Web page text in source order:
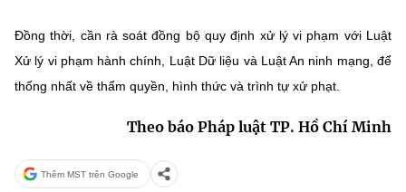
Đồng thời, cần rà soát đồng bộ quy định xử lý vi phạm với Luật
Xử lý vi phạm hành chính, Luật Dữ liệu và Luật An ninh mạng, để
thống nhất về thẩm quyền, hình thức và trình tự xử phạt.
Theo báo Pháp luật TP. Hồ Chí Minh
Thêm MST trên Google